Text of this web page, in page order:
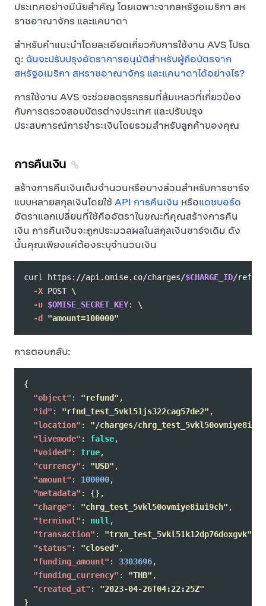
ประเทศอย่างมีนัยสำคัญ โดยเฉพาะจากสหรัฐอเมริกา สห
ราชอาณาจักร และแคนาดา
สำหรับคำแนะนำโดยละเอียดเกี่ยวกับการใช้งาน AVS โปรด
ดู: ฉันจะปรับปรุงอัตราการอนุมัติสำหรับผู้ถือบัตรจาก
สหรัฐอเมริกา สหราชอาณาจักร และแคนาดาได้อย่างไร?
การใช้งาน AVS จะช่วยลดธุรกรรมที่ล้มเหลวที่เกี่ยวข้อง
กับการตรวจสอบบัตรต่างประเทศ และปรับปรุง
ประสบการณ์การชำระเงินโดยรวมสำหรับลูกค้าของคุณ
การคืนเงิน
สร้างการคืนเงินเต็มจำนวนหรือบางส่วนสำหรับการชาร์จ
แบบหลายสกุลเงินโดยใช้ API การคืนเงิน หรือแดชบอร์ด
อัตราแลกเปลี่ยนที่ใช้คืออัตราในขณะที่คุณสร้างการคืน
เงิน การคืนเงินจะถูกประมวลผลในสกุลเงินชาร์จเดิม ดัง
นั้นคุณเพียงแค่ต้องระบุจำนวนเงิน
curl https://api.omise.co/charges/$CHARGE_ID/
-X POST \
-u $OMISE_SECRET_KEY: \
-d
"amount=100000"
การตอบกลับ:
{
"object" : "refund" ,
"id" : "rfnd_test_5vkl51js322cag57de2" ,
"location" :
"/charges/
"livemode" : false,
"voided" : true,
"currency" : "USD" ,
"amount" : 100000,
"metadata" :
{},
"charge" : "chrg_test_5vkl50ovmiye8iui9ch" ,
"terminal" : null ,
"transaction" : "trxn_test_5vkl51k12dp76doxgvk"
"status" : "closed" ,
"funding_amount" : 3303696,
"funding_currency" : "THB" ,
"created_at" :
"2023-04-26T04:22:25Z"
}